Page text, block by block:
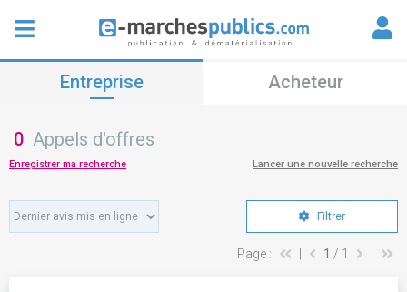
Entreprise Acheteur
0 Appels d'offres
Enregistrer ma recherche Lancer une nouvelle recherche
Filtrer
Page : 1 / 1